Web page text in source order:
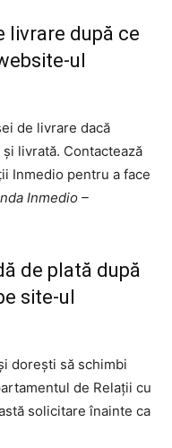
livrare după ce
ul
de livrare dacă
livrată. Contactează
Inmedio pentru a face
Inmedio –
de plată după
site-ul
dorești să schimbi
de Relații cu
solicitare înainte ca